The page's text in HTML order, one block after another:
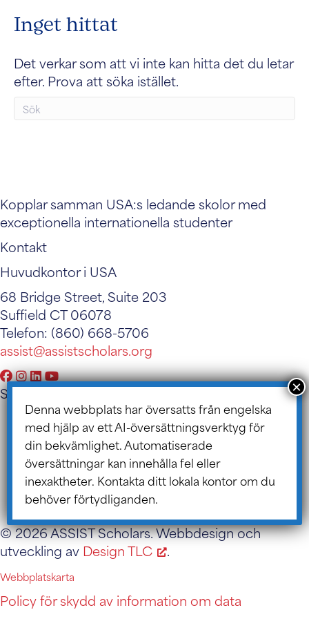
Inget hittat
Det verkar som att vi inte kan hitta det du letar
efter. Prova att söka istället.
Kopplar samman USA:s ledande skolor med
exceptionella internationella studenter
Kontakt
Huvudkontor i USA
68 Bridge Street, Suite 203
Suffield CT 06078
Telefon: (860) 668-5706
assist@assistscholars.org
Snabblänkar
För kandidater
Vårt skolnätverk
Kontakt
Föräldraportal
Styrelseportal
ASSIST Blogg
© 2026 ASSIST Scholars. Webbdesign och
utveckling av Design TLC .
Webbplatskarta
Policy för skydd av information om data
Denna webbplats har översatts från engelska
med hjälp av ett AI-översättningsverktyg för
din bekvämlighet. Automatiserade
översättningar kan innehålla fel eller
inexaktheter. Kontakta ditt lokala kontor om du
behöver förtydliganden.